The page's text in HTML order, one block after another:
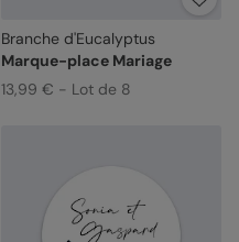
Branche d'Eucalyptus
Marque-place Mariage
13,99 € - Lot de 8